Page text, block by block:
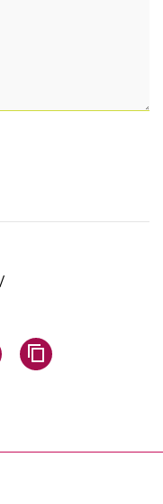
teilen
WhatsApp teilen
Seite über Facebook